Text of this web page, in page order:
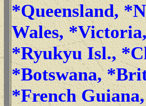
*Queensland,
Wales,
*Ryukyu Isl.,
*Botswana,
*French